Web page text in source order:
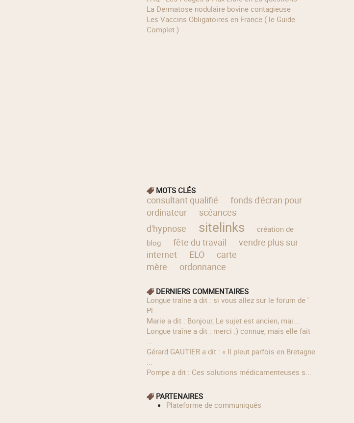
La Dermatose nodulaire bovine contagieuse
Les Vaccins Obligatoires en France ( le Guide
Complet )
MOTS CLÉS
consultant qualifié
fonds d'écran pour
ordinateur
scéances
d'hypnose
sitelinks
création de
blog
fête du travail
vendre plus sur
internet
ELO
carte
mère
ordonnance
DERNIERS COMMENTAIRES
longue traîne a dit : si vous allez sur le forum de '
Pl...
Marie a dit : Bonjour, Le sujet est ancien, mai...
longue traîne a dit : merci :) connue, mais elle fait
...
Gérard GAUTIER a dit : « Il pleut parfois en Bretagne
...
Pompe a dit : Ces solutions médicamenteuses s...
PARTENAIRES
Plateforme de communiqués